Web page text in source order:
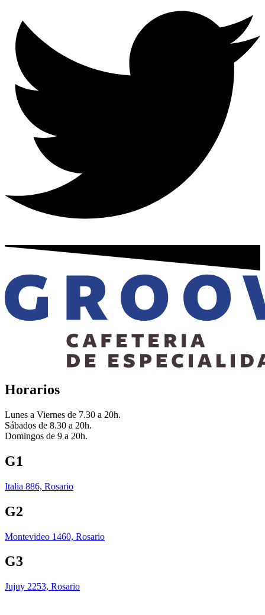
Horarios
Lunes a Viernes de 7.30 a 20h.
Sábados de 8.30 a 20h.
Domingos de 9 a 20h.
G1
Italia 886, Rosario
G2
Montevideo 1460, Rosario
G3
Jujuy 2253, Rosario